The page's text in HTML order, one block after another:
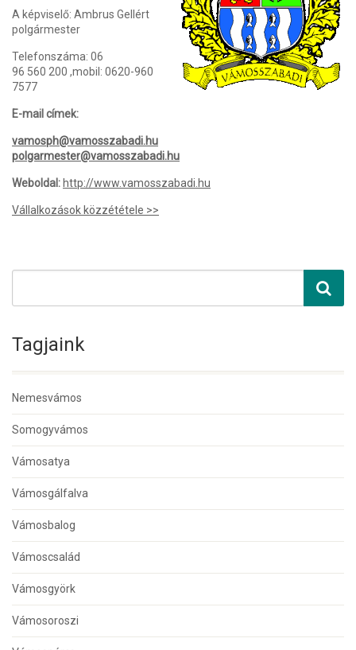
A képviselő: Ambrus Gellért
polgármester
Telefonszáma: 06
96 560 200 ,mobil: 0620-960
7577
E-mail címek:
vamosph@vamosszabadi.hu
polgarmester@vamosszabadi.hu
Weboldal: http://www.vamosszabadi.hu
Vállalkozások közzététele >>
Tagjaink
Nemesvámos
Somogyvámos
Vámosatya
Vámosgálfalva
Vámosbalog
Vámoscsalád
Vámosgyörk
Vámosoroszi